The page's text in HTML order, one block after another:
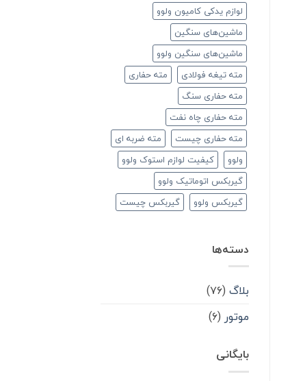
لوازم یدکی کامیون ولوو
ماشین‌های سنگین
ماشین‌های سنگین ولوو
مته تیغه فولادی
مته حفاری
مته حفاری سنگ
مته حفاری چاه نفت
مته حفاری چیست
مته ضربه ای
ولوو
کیفیت لوازم استوک ولوو
گیربکس اتوماتیک ولوو
گیربکس ولوو
گیربکس چیست
دسته‌ها
بلاگ (۷۶)
موتور (۶)
بایگانی